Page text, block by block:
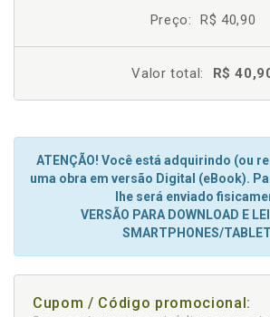
Preço: R$ 40,90
Valor total: R$
ATENÇÃO! Você está adquirindo (ou
uma obra em versão Digital (eBook).
lhe será enviado
VERSÃO PARA DOWNLOAD E
SMARTPHONES/
Cupom / Código promocional: